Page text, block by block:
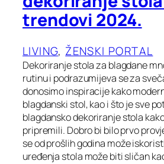
trendovi 2024.
LIVING, ŽENSKI PORTAL
Dekoriranje stola za blagdane
rutinu i podrazumijeva se za
donosimo inspiracije kako
blagdanski stol, kao i što je sve
blagdansko dekoriranje stola
pripremili. Dobro bi bilo prvo
se od prošlih godina može
uređenja stola može biti sličan